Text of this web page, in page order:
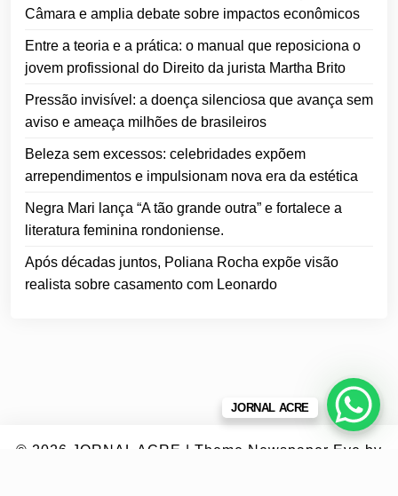
Câmara e amplia debate sobre impactos econômicos
Entre a teoria e a prática: o manual que reposiciona o
jovem profissional do Direito da jurista Martha Brito
Pressão invisível: a doença silenciosa que avança sem
aviso e ameaça milhões de brasileiros
Beleza sem excessos: celebridades expõem
arrependimentos e impulsionam nova era da estética
Negra Mari lança “A tão grande outra” e fortalece a
literatura feminina rondoniense.
Após décadas juntos, Poliana Rocha expõe visão
realista sobre casamento com Leonardo
© 2026 JORNAL ACRE | Theme Newspaper Eye by
JORNAL ACRE